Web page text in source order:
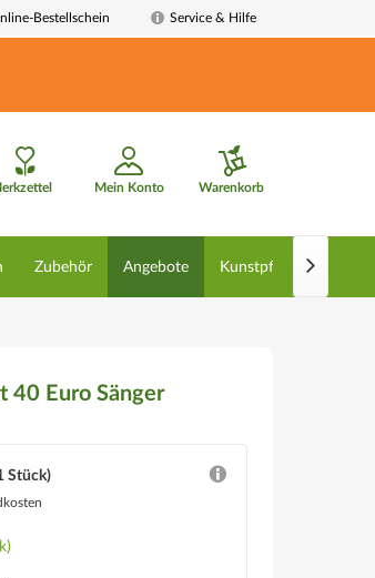
Bestellschein Service & Hilfe
Mein Konto Warenkorb
Zubehör Angebote Kunstpflanzen

40 Euro Sänger
Stück)